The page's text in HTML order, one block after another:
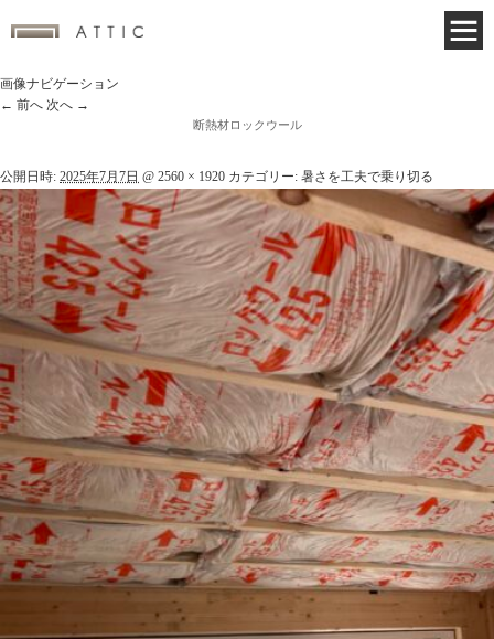
画像ナビゲーション
← 前へ 次へ →
断熱材ロックウール
公開日時: 2025年7月7日 @ 2560 × 1920 カテゴリー: 暑さを工夫で乗り切る